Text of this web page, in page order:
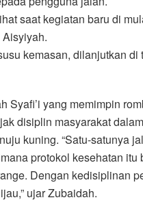
saat kegiatan baru di
kemasan, dilanjutkan di
Syafi’i yang memimpin
disiplin masyarakat
kuning. “Satu-satunya
protokol kesehatan
Dengan kedisiplinan
ujar Zubaidah.